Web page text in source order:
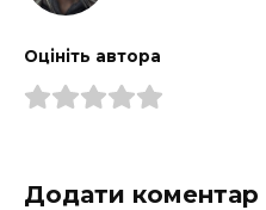
Оцініть автора
Додати коментар